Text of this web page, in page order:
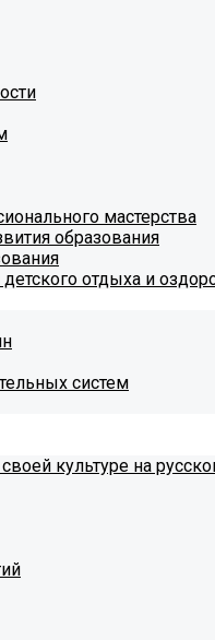
мастерства
образования
отдыха и
систем
культуре на